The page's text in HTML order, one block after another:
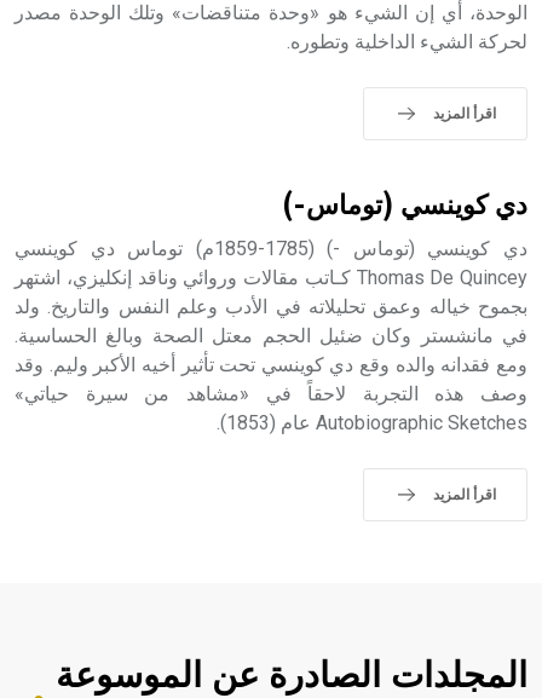
sign تكتب منفصلة غير متصلة، وتعتمد المبدأ الأكوروفوني،
الوحدة، أي إن الشيء هو «وحدة متناقضات» وتلك الوحدة مصدر
لحركة الشيء الداخلية وتطوره.
اقرأ المزيد
دي كوينسي (توماس-)
دي كوينسي (توماس -) (1785-1859م) توماس دي كوينسي
Thomas De Quincey كـاتب مقالات وروائي وناقد إنكليزي، اشتهر
بجموح خياله وعمق تحليلاته في الأدب وعلم النفس والتاريخ. ولد
في مانشستر وكان ضئيل الحجم معتل الصحة وبالغ الحساسية.
ومع فقدانه والده وقع دي كوينسي تحت تأثير أخيه الأكبر وليم. وقد
وصف هذه التجربة لاحقاً في «مشاهد من سيرة حياتي»
Autobiographic Sketches عام (1853).
اقرأ المزيد
المجلدات الصادرة عن الموسوعة